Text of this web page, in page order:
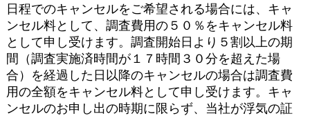
日程でのキャンセルをご希望される場合には、キャ
ンセル料として、調査費用の５０％をキャンセル料
として申し受けます。調査開始日より５割以上の期
間（調査実施済時間が１７時間３０分を超えた場
合）を経過した日以降のキャンセルの場合は調査費
用の全額をキャンセル料として申し受けます。キャ
ンセルのお申し出の時期に限らず、当社が浮気の証